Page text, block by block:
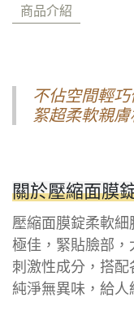
商品介紹
不佔空間輕
絮超柔軟親
關於壓縮面膜
壓縮面膜錠柔軟
極佳，緊貼臉部，
刺激性成分，搭配
純淨無異味，給人